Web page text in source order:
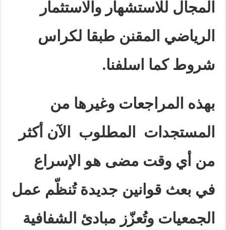
المجال للاستشهار والاستثمار
الرياضي المقنن طبقا لكراس
شروط كما اسلفنا.
بهذه المراجعات وغيرها من
المستجدات
المطلوب الآن أكثر
من أي وقت مضى هو الإسراع
في بعث قوانين جديدة تُنظّم عمل
الجمعيات وتُعزّز مبادئ الشفافية